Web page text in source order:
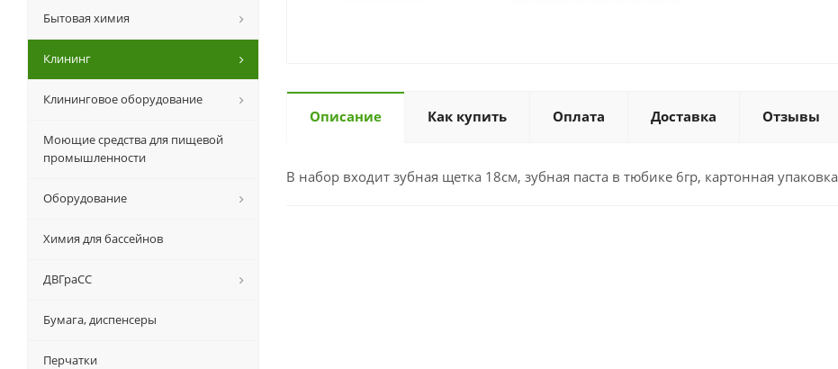
Описание Как купить Оплата Доставка Отзывы
В набор входит зубная щетка 18см, зубная паста в тюбике 6гр, картонная упаковка
Бытовая химия
Клининг
Клининговое оборудование
Моющие средства для пищевой
промышленности
Оборудование
Химия для бассейнов
ДВГраСС
Бумага, диспенсеры
Перчатки